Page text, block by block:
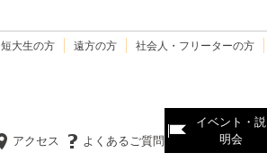
大生の方 遠方の方 社会人・フリーターの方
よくあるご質問
アクセス
イベント・説
明会